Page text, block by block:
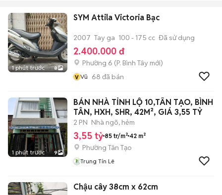
1 phút trước 8
SYM Attila Victoria Bạc
2007 Tay ga 100 - 175 cc Đã sử dụng
2.400.000 đ
Phường 6 (P. Bình Tây mới)
v Vũ 68 đã bán
1 phút trước 9
BÁN NHÀ TỈNH LỘ 10,TÂN TẠO, BÌNH
TÂN, HXH, SHR, 42M², GIÁ 3,55 TỶ
2 PN Nhà ngõ, hẻm
3,55 tỷ 85 tr/m² 42 m²
Phường Tân Tạo
Trung Tín Lê
Chậu cây 38cm x 62cm